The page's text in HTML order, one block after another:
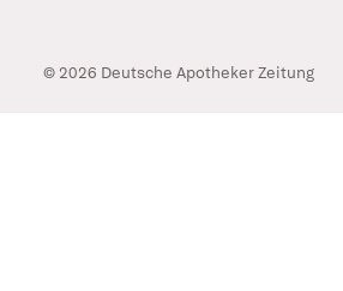
© 2026 Deutsche Apotheker Zeitung